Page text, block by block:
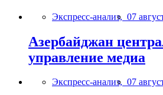
Экспресс-анализ, 07
Азербайджан
управление медиа
Экспресс-анализ, 07